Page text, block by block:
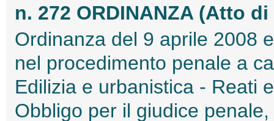
n. 272 ORDINANZA (Atto
Ordinanza del 9 aprile 2008
nel procedimento penale a
Edilizia e urbanistica - Reati
Obbligo per il giudice